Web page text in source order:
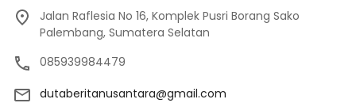
Jalan Raflesia No 16, Komplek Pusri Borang Sako
Palembang, Sumatera Selatan
085939984479
dutaberitanusantara@gmail.com